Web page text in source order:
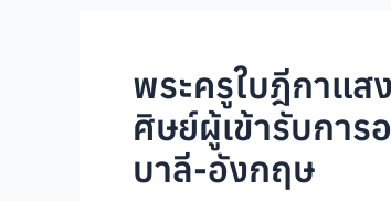
พระครูใบฎีกาแส
ศิษย์ผู้เข้ารับกา
บาลี-อังกฤษ